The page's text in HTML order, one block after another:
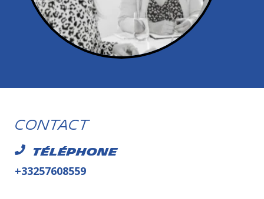
Contact
Téléphone
+33257608559